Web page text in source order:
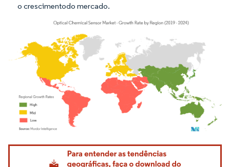
o crescimentodo mercado.
Imagem © Mordor Intelligence. O reuso requer atribuição conforme CC BY 4.0.